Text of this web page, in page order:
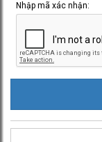
Nhập mã xác nhận: